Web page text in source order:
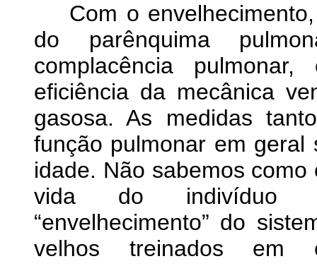
Com o envelhecimento,
do parênquima
complacência
eficiência da mecânica
gasosa. As medidas
função pulmonar em geral
idade. Não sabemos
vida do indivíduo
“envelhecimento” do
velhos treinados em